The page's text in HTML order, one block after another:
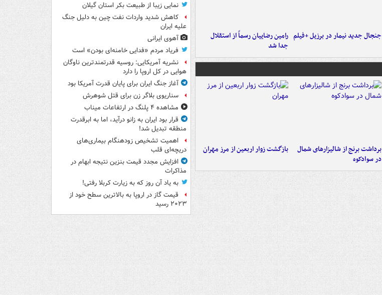
جنجال جدید نیمار در برزیل +فیلم رامین رضاییان رسماً از استقلال
جدا شد
برداشت برنج از شالیزارهای شمال
در سوادکوه
بازگشت زوار اربعین از مرز مهران
نمایی زیبا از طبیعت بکر استان گیلان
کاهش شدید واردات نفت چین به دلیل جنگ
علیه ایران
آهوی ایرانی
فریاد مردم «فدایی خامنه‌ای بودن» است
نشریه آمریکایی: روسیه قدرتمندترین ناوگان
هوایی در کل اروپا را دارد
آغاز جنگ ایران برای پایان قدرت آمریکا بود
سناریوی بلاگر زن برای قتل شوهرش
مشاهده ۴ پلنگ در ارتفاعات میناب
قرار بود ایران به زانو درآید، اما به ابرقدرت
منطقه تبدیل شد!
اهمیت تشخیص زودهنگام بیماری‌های
دریچه‌ای قلب
افزایش مجدد قیمت بنزین نتیجه ابهام در
مذاکرات
به یاد آن روز که به زیارت کربلا رفتی!
قیمت گاز در اروپا به بالاترین سطح خود از
۲۰۲۳ رسید